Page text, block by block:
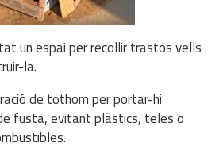
un espai per recollir trastos vells
la.
de tothom per portar-hi
fusta, evitant plàstics, teles o